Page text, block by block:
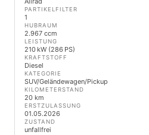
PARTIKELFILTER
1
HUBRAUM
2.967 ccm
LEISTUNG
210 kW (286 PS)
KRAFTSTOFF
Diesel
KATEGORIE
SUV/Geländewagen/Pickup
KILOMETERSTAND
20 km
ERSTZULASSUNG
01.05.2026
ZUSTAND
unfallfrei